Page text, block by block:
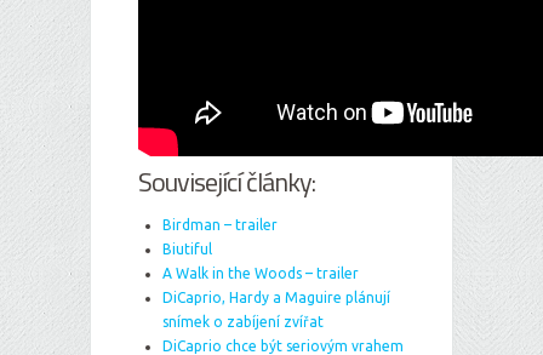
Související články:
Birdman – trailer
Biutiful
A Walk in the Woods – trailer
DiCaprio, Hardy a Maguire plánují
snímek o zabíjení zvířat
DiCaprio chce být seriovým vrahem